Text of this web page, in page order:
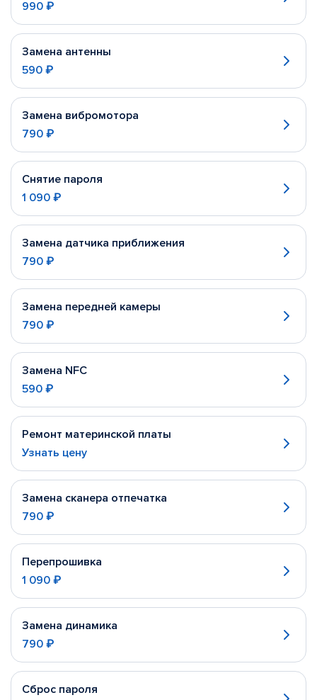
990 ₽
Замена антенны
590 ₽
Замена вибромотора
790 ₽
Снятие пароля
1 090 ₽
Замена датчика приближения
790 ₽
Замена передней камеры
790 ₽
Замена NFC
590 ₽
Ремонт материнской платы
Узнать цену
Замена сканера отпечатка
790 ₽
Перепрошивка
1 090 ₽
Замена динамика
790 ₽
Сброс пароля